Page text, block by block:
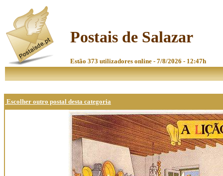
Postais de Salazar
Estão 373 utilizadores online - 7/8/2026 - 12:47h
Escolher outro postal desta categoria